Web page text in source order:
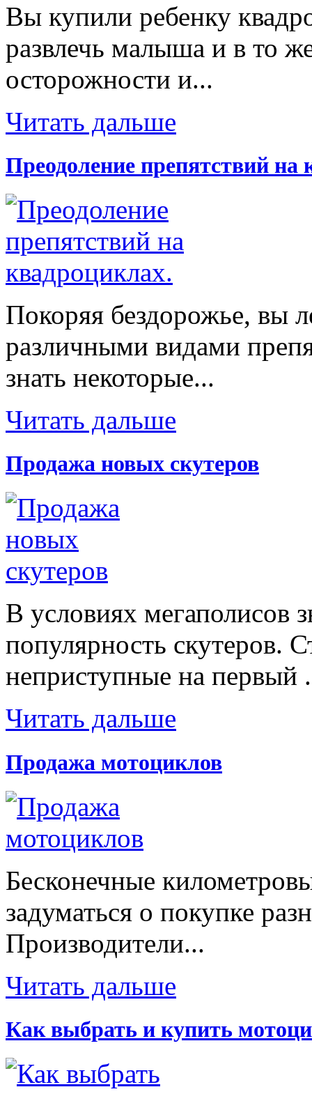
Вы купили ребенку
развлечь малыша и в то
осторожности и...
Читать дальше
Преодоление препятствий на
Покоряя бездорожье, вы
различными видами
знать некоторые...
Читать дальше
Продажа новых скутеров
В условиях мегаполисов
популярность скутеров.
неприступные на первый
Читать дальше
Продажа мотоциклов
Бесконечные
задуматься о покупке
Производители...
Читать дальше
Как выбрать и купить